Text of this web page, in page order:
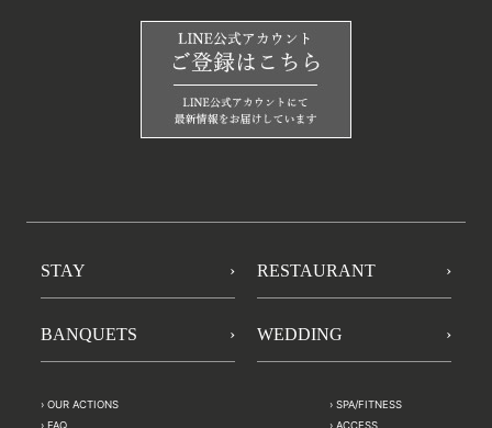
STAY RESTAURANT
BANQUETS WEDDING
OUR ACTIONS
SPA/FITNESS
FAQ
ACCESS